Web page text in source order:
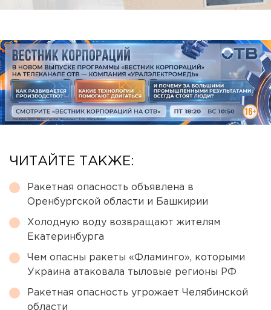
ЧИТАЙТЕ ТАКЖЕ:
Ракетная опасность объявлена в
Оренбургской области и Башкирии
Холодную воду возвращают жителям
Екатеринбурга
Чем опасны ракеты «Фламинго», которыми
Украина атаковала тыловые регионы РФ
Ракетная опасность угрожает Челябинской
области